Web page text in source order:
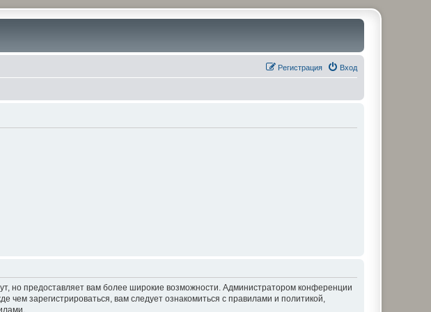
Вход
Регистрация
но предоставляет вам более широкие возможности. Администратором конференции
зарегистрироваться, вам следует ознакомиться с правилами и политикой,